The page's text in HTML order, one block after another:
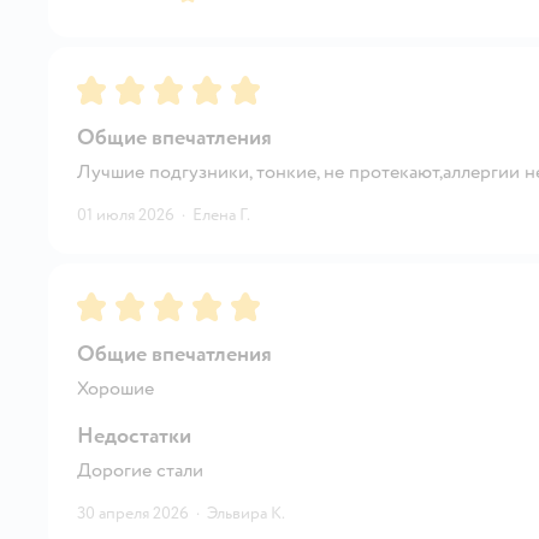
Рейтинг:5
Общие впечатления
Лучшие подгузники, тонкие, не протекают,аллергии
01 июля 2026 · Елена Г.
Рейтинг:5
Общие впечатления
Хорошие
Недостатки
Дорогие стали
30 апреля 2026 · Эльвира К.